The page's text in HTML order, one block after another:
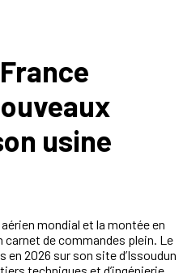
usine
mondial et la montée en
de commandes plein. Le
2026 sur son site d’Issoudun